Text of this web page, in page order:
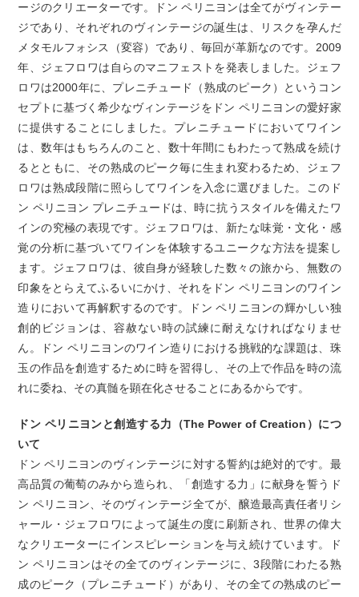
ージのクリエーターです。ドン ペリニヨンは全てがヴィンテー
ジであり、それぞれのヴィンテージの誕生は、リスクを孕んだ
メタモルフォシス（変容）であり、毎回が革新なのです。2009
年、ジェフロワは自らのマニフェストを発表しました。ジェフ
ロワは2000年に、プレニチュード（熟成のピーク）というコン
セプトに基づく希少なヴィンテージをドン ペリニヨンの愛好家
に提供することにしました。プレニチュードにおいてワイン
は、数年はもちろんのこと、数十年間にもわたって熟成を続け
るとともに、その熟成のピーク毎に生まれ変わるため、ジェフ
ロワは熟成段階に照らしてワインを入念に選びました。このド
ン ペリニヨン プレニチュードは、時に抗うスタイルを備えたワ
インの究極の表現です。ジェフロワは、新たな味覚・文化・感
覚の分析に基づいてワインを体験するユニークな方法を提案し
ます。ジェフロワは、彼自身が経験した数々の旅から、無数の
印象をとらえてふるいにかけ、それをドン ペリニヨンのワイン
造りにおいて再解釈するのです。ドン ペリニヨンの輝かしい独
創的ビジョンは、容赦ない時の試練に耐えなければなりませ
ん。ドン ペリニヨンのワイン造りにおける挑戦的な課題は、珠
玉の作品を創造するために時を習得し、その上で作品を時の流
れに委ね、その真髄を顕在化させることにあるからです。
ドン ペリニヨンと創造する力（The Power of Creation）につ
いて
ドン ペリニヨンのヴィンテージに対する誓約は絶対的です。最
高品質の葡萄のみから造られ、「創造する力」に献身を誓うド
ン ペリニヨン、そのヴィンテージ全てが、醸造最高責任者リシ
ャール・ジェフロワによって誕生の度に刷新され、世界の偉大
なクリエーターにインスピレーションを与え続けています。ド
ン ペリニヨンはその全てのヴィンテージに、3段階にわたる熟
成のピーク（プレニチュード）があり、その全ての熟成のピー